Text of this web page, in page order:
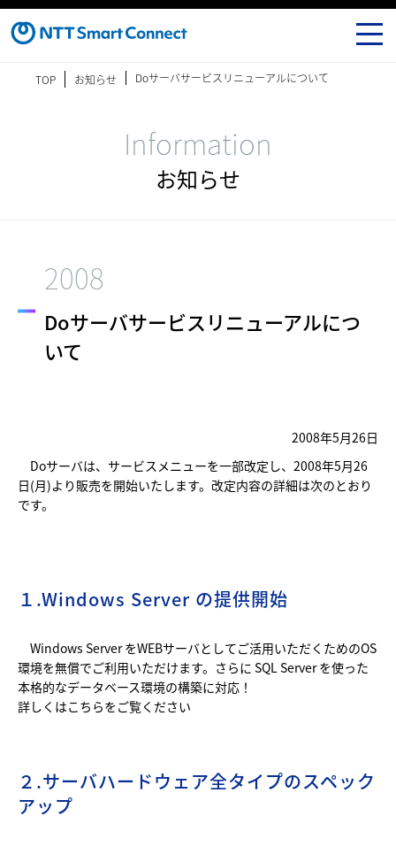
TOP お知らせ Doサーバサービスリニューアルについて
Information
お知らせ
2008
Doサーバサービスリニューアルにつ
いて
2008年5月26日
Doサーバは、サービスメニューを一部改定し、2008年5月26
日(月)より販売を開始いたします。改定内容の詳細は次のとおり
です。
１.Windows Server の提供開始
Windows Server をWEBサーバとしてご活用いただくためのOS
環境を無償でご利用いただけます。さらに SQL Server を使った
本格的なデータベース環境の構築に対応！
詳しくはこちらをご覧ください
２.サーバハードウェア全タイプのスペック
アップ